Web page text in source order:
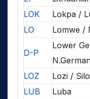
LOK
Lokpa /
LO
Lomwe /
D-P
Lower
LOZ
Lozi /
LUB
Luba